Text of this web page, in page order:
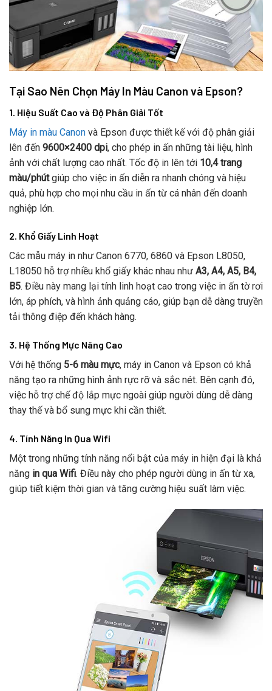
Tại Sao Nên Chọn Máy In Màu Canon và Epson?
1. Hiệu Suất Cao và Độ Phân Giải Tốt
Máy in màu Canon và Epson được thiết kế với độ phân giải
lên đến 9600×2400 dpi, cho phép in ấn những tài liệu, hình
ảnh với chất lượng cao nhất. Tốc độ in lên tới 10,4 trang
màu/phútgiúp cho việc in ấn diễn ra nhanh chóng và hiệu
quả, phù hợp cho mọi nhu cầu in ấn từ cá nhân đến doanh
nghiệp lớn.
2. Khổ Giấy Linh Hoạt
Các mẫu máy in như Canon 6770, 6860 và Epson L8050,
L18050 hỗ trợ nhiều khổ giấy khác nhau như A3, A4, A5, B4,
B5. Điều này mang lại tính linh hoạt cao trong việc in ấn tờ rơi
lớn, áp phích, và hình ảnh quảng cáo, giúp bạn dễ dàng truyền
tải thông điệp đến khách hàng.
3. Hệ Thống Mực Nâng Cao
Với hệ thống 5-6 màu mực, máy in Canon và Epson có khả
năng tạo ra những hình ảnh rực rỡ và sắc nét. Bên cạnh đó,
việc hỗ trợ chế độ lắp mực ngoài giúp người dùng dễ dàng
thay thế và bổ sung mực khi cần thiết.
4. Tính Năng In Qua Wifi
Một trong những tính năng nổi bật của máy in hiện đại là khả
năng in qua Wifi. Điều này cho phép người dùng in ấn từ xa,
giúp tiết kiệm thời gian và tăng cường hiệu suất làm việc.